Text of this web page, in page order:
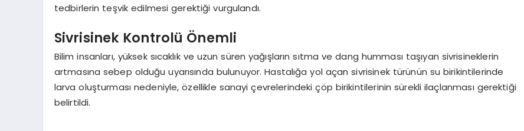
tedbirlerin teşvik edilmesi gerektiği vurgulandı.
Sivrisinek Kontrolü Önemli
Bilim insanları, yüksek sıcaklık ve uzun süren yağışların sıtma ve dang humması taşıyan sivrisineklerin
artmasına sebep olduğu uyarısında bulunuyor. Hastalığa yol açan sivrisinek türünün su birikintilerinde
larva oluşturması nedeniyle, özellikle sanayi çevrelerindeki çöp birikintilerinin sürekli ilaçlanması gerektiği
belirtildi.